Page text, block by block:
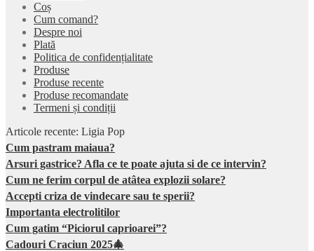
Coș
Cum comand?
Despre noi
Plată
Politica de confidențialitate
Produse
Produse recente
Produse recomandate
Termeni și condiții
Articole recente: Ligia Pop
Cum pastram maiaua?
Arsuri gastrice? Afla ce te poate ajuta si de ce intervin?
Cum ne ferim corpul de atâtea explozii solare?
Accepti criza de vindecare sau te sperii?
Importanta electrolitilor
Cum gatim “Piciorul caprioarei”?
Cadouri Craciun 2025🎄